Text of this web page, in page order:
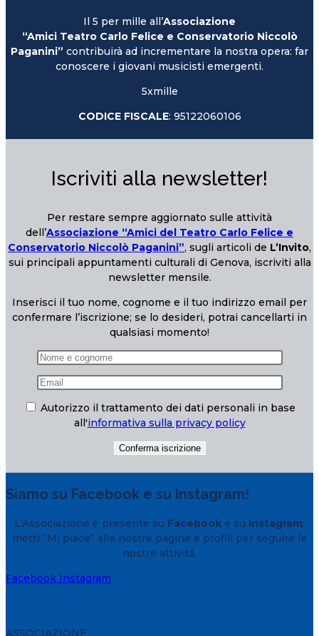
Il 5 per mille all’Associazione
“Amici Teatro Carlo Felice e Conservatorio Niccolò
Paganini” contribuirà ad incrementare la nostra opera: far
conoscere i giovani musicisti emergenti.
5xmille
CODICE FISCALE: 95122060106
Iscriviti alla newsletter!
Per restare sempre aggiornato sulle attività
dell’Associazione “Amici del Teatro Carlo Felice e
Conservatorio Niccolò Paganini”, sugli articoli de L’Invito,
sui principali appuntamenti culturali di Genova, iscriviti alla
newsletter mensile.
Inserisci il tuo nome, cognome e il tuo indirizzo email per
confermare l’iscrizione; se lo desideri, potrai cancellarti in
qualsiasi momento!
Autorizzo il trattamento dei dati personali in base
all'informativa sulla privacy policy
Siamo su Facebook e su Instagram!
L’Associazione è presente su Facebook e su Instagram:
metti “Mi piace” alle nostre pagine e profili per seguire le
nostre attività.
Facebook Instagram
ASSOCIAZIONE